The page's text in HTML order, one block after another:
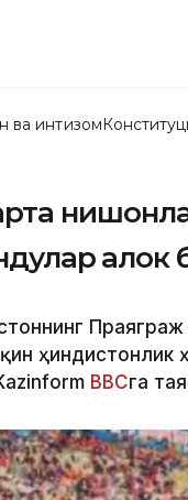
ва интизом
ҳалок
ҳиндистонлик
ВВСга